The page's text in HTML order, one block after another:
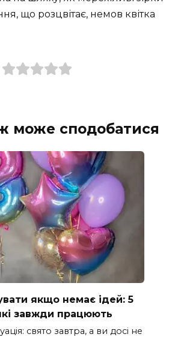
що розцвітає, немов квітка
може сподобатися
якщо немає ідей: 5
завжди працюють
свято завтра, а ви досі не